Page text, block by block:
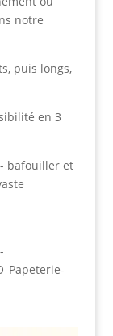
notre
puis longs,
en 3
bafouiller et